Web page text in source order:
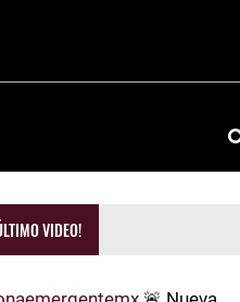
VIDEO!